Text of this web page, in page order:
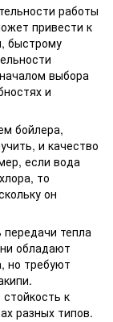
работы
привести к
быстрому
выбора
и
бойлера,
и качество
если вода
то
он
тепла
обладают
но требуют
к
разных типов.